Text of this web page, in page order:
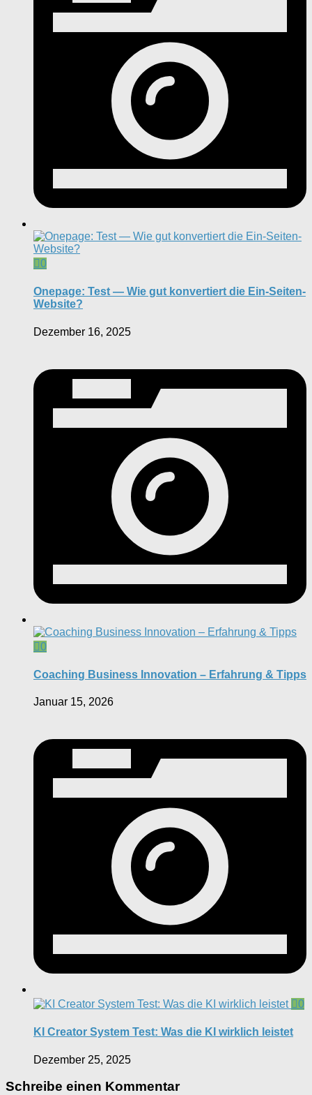
0
Onepage: Test — Wie gut konvertiert die Ein-Seiten-
Website?
Dezember 16, 2025
0
Coaching Business Innovation – Erfahrung & Tipps
Januar 15, 2026
0
KI Creator System Test: Was die KI wirklich leistet
Dezember 25, 2025
Schreibe einen Kommentar